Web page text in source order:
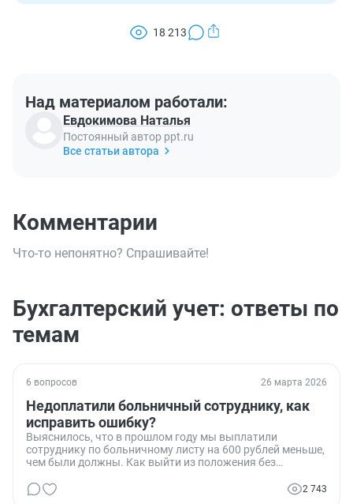
18 213
Над материалом работали:
Евдокимова Наталья
Постоянный автор ppt.ru
Все статьи автора
Комментарии
Что-то непонятно? Спрашивайте!
Бухгалтерский учет: ответы по
темам
6 вопросов 26 марта 2026
Недоплатили больничный сотруднику, как
исправить ошибку?
Выяснилось, что в прошлом году мы выплатили
сотруднику по больничному листу на 600 рублей меньше,
чем были должны. Как выйти из положения без
2 743